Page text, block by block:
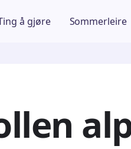
å gjøre Sommerleire